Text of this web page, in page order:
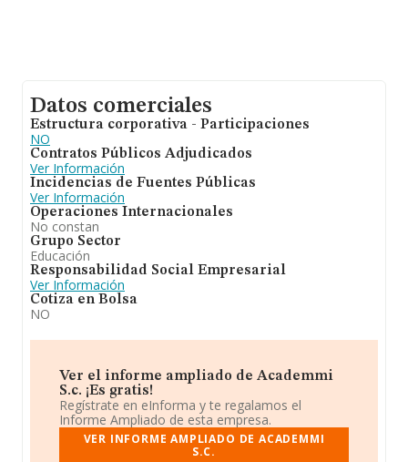
Datos comerciales
Estructura corporativa - Participaciones
NO
Contratos Públicos Adjudicados
Ver Información
Incidencias de Fuentes Públicas
Ver Información
Operaciones Internacionales
No constan
Grupo Sector
Educación
Responsabilidad Social Empresarial
Ver Información
Cotiza en Bolsa
NO
Ver el informe ampliado de Academmi
S.c. ¡Es gratis!
Regístrate en eInforma y te regalamos el
Informe Ampliado de esta empresa.
VER INFORME AMPLIADO DE ACADEMMI
S.C.